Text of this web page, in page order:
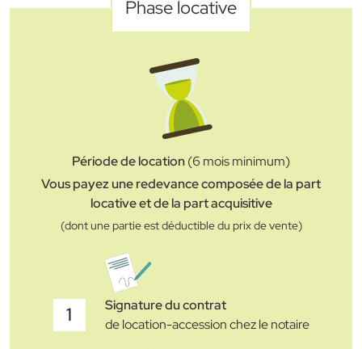
Phase locative
Période de location(6 mois minimum)
Vous payez une redevance composée de la part
locative et de la part acquisitive
(dont une partie est déductible du prix de vente)
1
Signature du contrat
de location-accession chez le notaire